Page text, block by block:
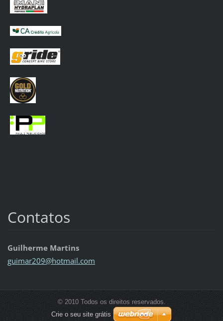
Contatos
Guilherme Martins
guimar209@hotmail.com
© 2010 Todos os direitos reservados.
Crie o seu site grátis